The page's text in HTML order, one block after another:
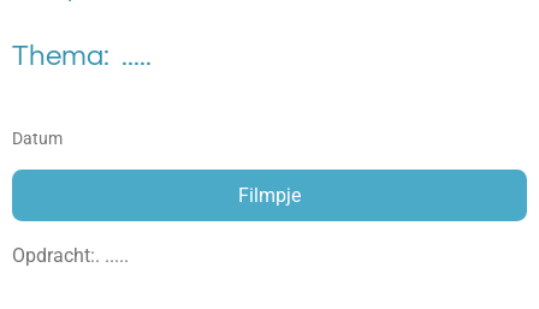
Thema: .....
Datum
Filmpje
Opdracht:. .....